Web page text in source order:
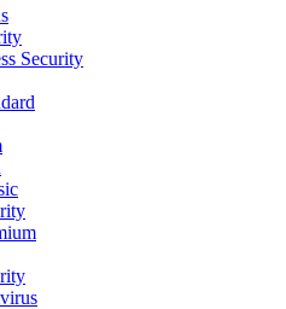
Security